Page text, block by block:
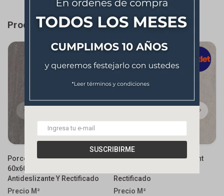
SUSCRIBIRME
Productos que te pueden interesar
Porcelanato Track Gr Hard
60x60 Cm Satinado
Antideslizante Y Rectificado
Porcelanato Studio Cement
Rectificado